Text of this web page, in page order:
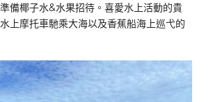
備椰子水&水果招待。喜愛水上活動的貴
上摩托車馳乘大海以及香蕉船海上巡弋的